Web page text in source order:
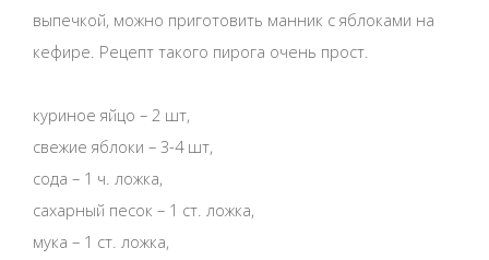
выпечкой, можно приготовить манник с яблоками на
кефире. Рецепт такого пирога очень прост.
куриное яйцо – 2 шт,
свежие яблоки – 3-4 шт,
сода – 1 ч. ложка,
сахарный песок – 1 ст. ложка,
мука – 1 ст. ложка,